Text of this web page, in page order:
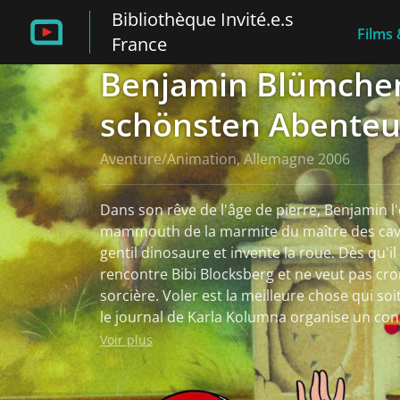
Bibliothèque Invité.e.s
France
Films
Benjamin
schönsten
Aventure/Animation, Allemagne 2006
Dans son rêve de l'âge de pierre, Benjamin
mammouth de la marmite du maître des
gentil dinosaure et invente la roue. Dès
rencontre Bibi Blocksberg et ne veut pas
sorcière. Voler est la meilleure chose qui
le journal de Karla Kolumna organise un
Benjamin doit bien sûr y participer et se
l'imaginaire Baron Zwiebelschreck. Trois
gagnera la compétition...
Voir plus